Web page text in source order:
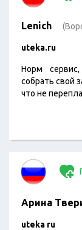
Lenich
uteka.ru
Норм
собрать свой
что не
Арина
uteka ru